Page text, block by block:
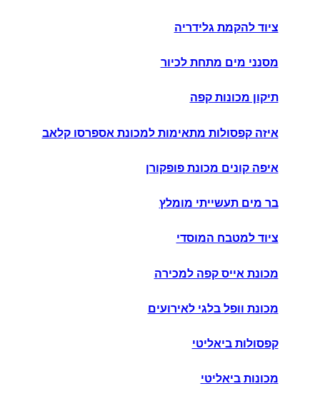
ציוד להקמת גלידריה
מסנני מים מתחת לכיור
תיקון מכונות קפה
איזה קפסולות מתאימות למכונת אספרסו קלאב
איפה קונים מכונת פופקורן
בר מים תעשייתי מומלץ
ציוד למטבח המוסדי
מכונת אייס קפה למכירה
מכונת וופל בלגי לאירועים
קפסולות ביאליטי
מכונות ביאליטי